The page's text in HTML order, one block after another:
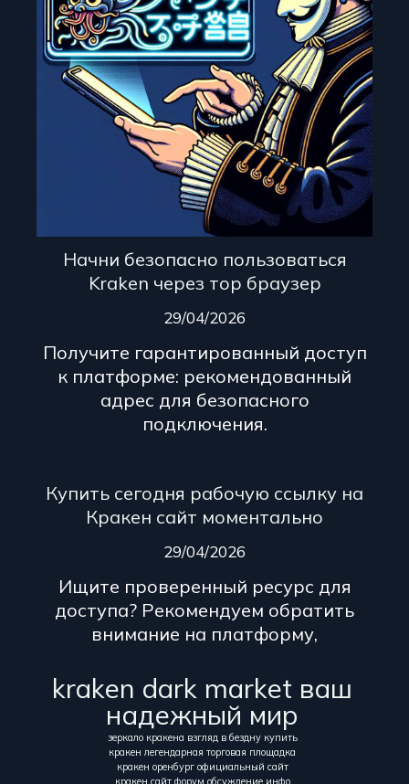
Начни безопасно пользоваться
Kraken через тор браузер
29/04/2026
Получите гарантированный доступ
к платформе: рекомендованный
адрес для безопасного
подключения.
Купить сегодня рабочую ссылку на
Кракен сайт моментально
29/04/2026
Ищите проверенный ресурс для
доступа? Рекомендуем обратить
внимание на платформу,
kraken dark market ваш
надежный мир
зеркало кракена взгляд в бездну купить
кракен легендарная торговая площадка
кракен оренбург официальный сайт
кракен сайт форум обсуждение инфо